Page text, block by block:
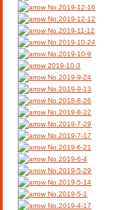
No.2019-12-16
No.2019-12-12
No.2019-11-12
No.2019-10-24
No.2019-10-9
2019-10-3
No.2019-9-24
No.2019-9-13
No.2018-8-26
No.2019-8-22
No.2019-7-29
No.2019-7-17
No.2019-6-21
No.2019-6-4
No.2019-5-29
No.2019-5-14
No.2019-5-1
No.2019-4-17